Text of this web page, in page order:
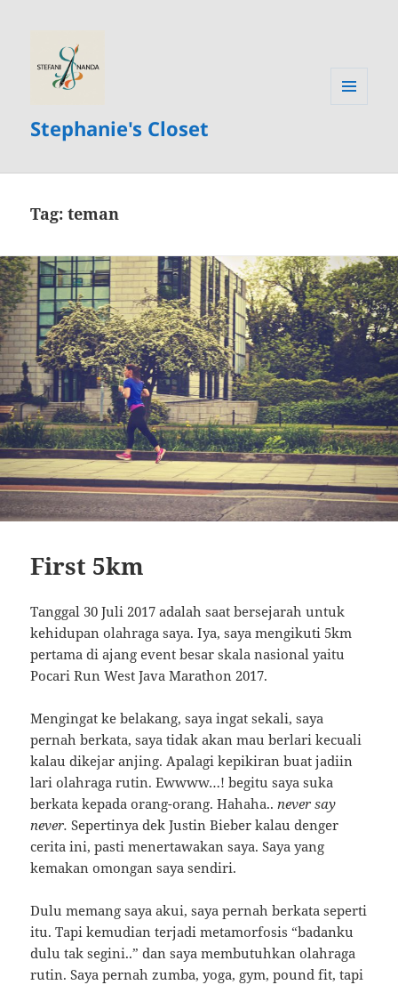
Stephanie's Closet
Tag:teman
First 5km
Tanggal 30 Juli 2017 adalah saat bersejarah untuk
kehidupan olahraga saya. Iya, saya mengikuti 5km
pertama di ajang event besar skala nasional yaitu
Pocari Run West Java Marathon 2017.
Mengingat ke belakang, saya ingat sekali, saya
pernah berkata, saya tidak akan mau berlari kecuali
kalau dikejar anjing. Apalagi kepikiran buat jadiin
lari olahraga rutin. Ewwww…! begitu saya suka
berkata kepada orang-orang. Hahaha..never say
never.Sepertinya dek Justin Bieber kalau denger
cerita ini, pasti menertawakan saya. Saya yang
kemakan omongan saya sendiri.
Dulu memang saya akui, saya pernah berkata seperti
itu. Tapi kemudian terjadi metamorfosis “badanku
dulu tak segini..” dan saya membutuhkan olahraga
rutin. Saya pernah zumba, yoga, gym, pound fit, tapi